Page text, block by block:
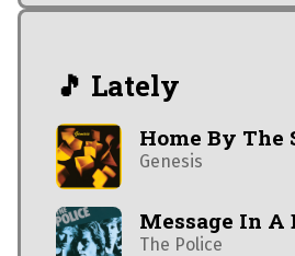
🎵 Lately
Home By The
Genesis
Message In A
The Police